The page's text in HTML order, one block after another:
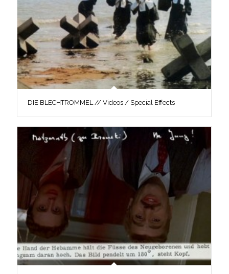
DIE BLECHTROMMEL // Videos / Special Effects